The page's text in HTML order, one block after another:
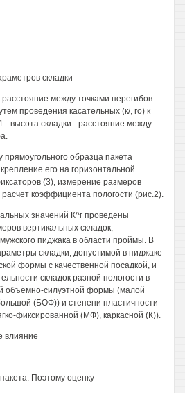
складки
между точками перегибов
проведения касательных (к/, го) к
- высота складки - расстояние между
прямоугольного образца пакета
его на горизонтальной
(3), измерение размеров
коэффициента пологости (рис.2).
значений К^г проведены
вертикальных складок,
пиджака в области проймы. В
складки, допустимой в пиджаке
формы с качественной посадкой, и
складок разной пологости в
объёмно-силуэтной формы (малой
(БОФ)) и степени пластичности
фиксированной (МФ), каркасной (К)).
влияние
Поэтому оценку